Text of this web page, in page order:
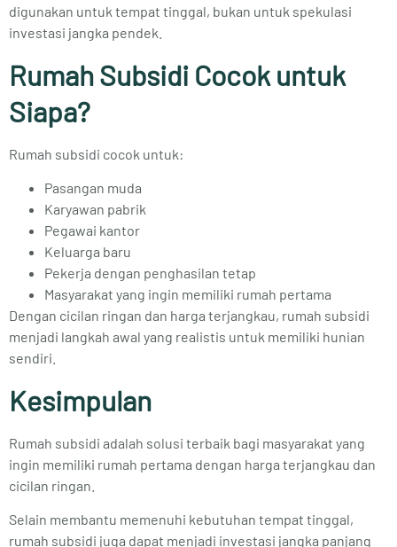
digunakan untuk tempat tinggal, bukan untuk spekulasi
investasi jangka pendek.
Rumah Subsidi Cocok untuk
Siapa?
Rumah subsidi cocok untuk:
Pasangan muda
Karyawan pabrik
Pegawai kantor
Keluarga baru
Pekerja dengan penghasilan tetap
Masyarakat yang ingin memiliki rumah pertama
Dengan cicilan ringan dan harga terjangkau, rumah subsidi
menjadi langkah awal yang realistis untuk memiliki hunian
sendiri.
Kesimpulan
Rumah subsidi adalah solusi terbaik bagi masyarakat yang
ingin memiliki rumah pertama dengan harga terjangkau dan
cicilan ringan.
Selain membantu memenuhi kebutuhan tempat tinggal,
rumah subsidi juga dapat menjadi investasi jangka panjang